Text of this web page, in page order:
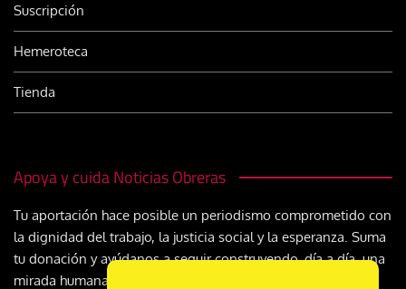
Suscripción
Hemeroteca
Tienda
Apoya y cuida Noticias Obreras
Tu aportación hace posible un periodismo comprometido con
la dignidad del trabajo, la justicia social y la esperanza. Suma
tu donación y ayúdanos a seguir construyendo, día a día, una
mirada humana y cristiana sobre el mundo del trabajo